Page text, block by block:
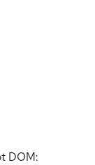
DOM: